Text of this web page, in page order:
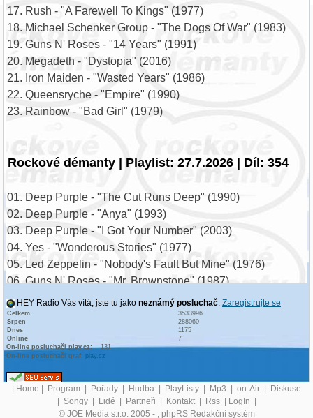
17. Rush - "A Farewell To Kings" (1977)
18. Michael Schenker Group - "The Dogs Of War" (1983)
19. Guns N' Roses - "14 Years" (1991)
20. Megadeth - "Dystopia" (2016)
21. Iron Maiden - "Wasted Years" (1986)
22. Queensryche - "Empire" (1990)
23. Rainbow - "Bad Girl" (1979)
Rockové démanty | Playlist: 27.7.2026 | Díl: 354
01. Deep Purple - "The Cut Runs Deep" (1990)
02. Deep Purple - "Anya" (1993)
03. Deep Purple - "I Got Your Number" (2003)
04. Yes - "Wonderous Stories" (1977)
05. Led Zeppelin - "Nobody's Fault But Mine" (1976)
06. Guns N' Roses - "Mr. Brownstone" (1987)
07. Black Sabbath - "Tomorrow's Dream" (1972)
08. Exodus - "War Is My Shepherd" (2004)
09. Iron Maiden - "Where Eagles Dare" (1983)
10. Ratt - "Never Use Love" (1985)
12. Queen - "Seven Seas Of Rhye" (1974)
13. Whitesnake - "You're Gonna Break My Heart Again"
HEY Radio Vás vítá, jste tu jako neznámý posluchač. Zaregistrujte se
Celkem
3533996
Srpen
288060
Dnes
1175
Online
7
On-line posluchači play.cz:
131
On-line posluchači graf: play.cz
Home Program Pořady Hudba PlayListy Mp3 on-Air
Diskuse
Songy Lidé Partneři Kontakt Rss LogIn
© JOE Media s.r.o. 2005 - , phpRS Redakční systém